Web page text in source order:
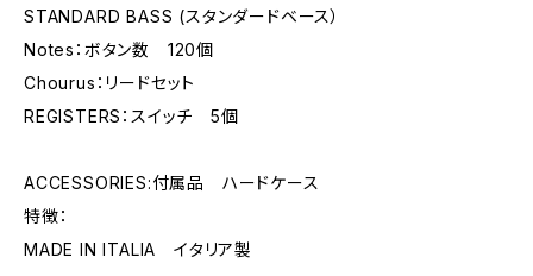
STANDARD BASS (スタンダードベース）
Notes：ボタン数 120個
Chourus：リードセット
REGISTERS：スイッチ 5個
ACCESSORIES:付属品 ハードケース
特徴：
MADE IN ITALIA イタリア製